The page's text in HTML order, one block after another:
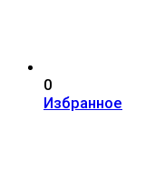
0
Избранное